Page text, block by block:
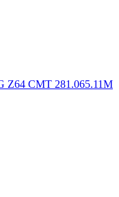
Z64 CMT 281.065.11M